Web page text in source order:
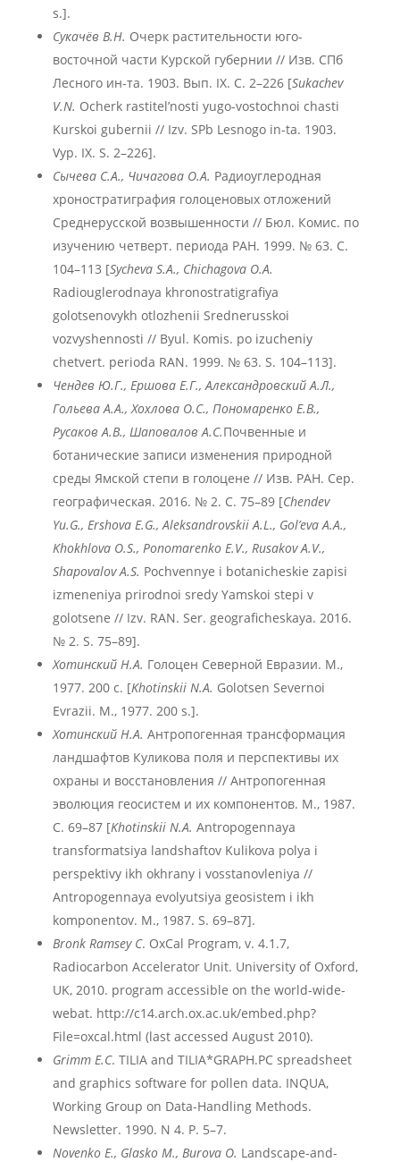
s.].
Сукачёв В.Н. Очерк растительности юго-
восточной части Курской губернии // Изв. СПб
Лесного ин-та. 1903. Вып. IX. С. 2–226 [Sukachev
V.N. Ocherk rastitel’nosti yugo-vostochnoi chasti
Kurskoi gubernii // Izv. SPb Lesnogo in-ta. 1903.
Vyp. IX. S. 2–226].
Сычева С.А., Чичагова О.А. Радиоуглеродная
хроностратиграфия голоценовых отложений
Среднерусской возвышенности // Бюл. Комис. по
изучению четверт. периода РАН. 1999. № 63. С.
104–113 [Sycheva S.A., Chichagova O.A.
Radiouglerodnaya khronostratigrafiya
golotsenovykh otlozhenii Srednerusskoi
vozvyshennosti // Byul. Komis. po izucheniy
chetvert. perioda RAN. 1999. № 63. S. 104–113].
Чендев Ю.Г., Ершова Е.Г., Александровский А.Л.,
Гольева А.А., Хохлова О.С., Пономаренко Е.В.,
Русаков А.В., Шаповалов А.С.Почвенные и
ботанические записи изменения природной
среды Ямской степи в голоцене // Изв. РАН. Сер.
географическая. 2016. № 2. С. 75–89 [Chendev
Yu.G., Ershova E.G., Aleksandrovskii A.L., Gol’eva A.A.,
Khokhlova O.S., Ponomarenko E.V., Rusakov A.V.,
Shapovalov A.S. Pochvennye i botanicheskie zapisi
izmeneniya prirodnoi sredy Yamskoi stepi v
golotsene // Izv. RAN. Ser. geograficheskaya. 2016.
№ 2. S. 75–89].
Хотинский Н.А. Голоцен Северной Евразии. М.,
1977. 200 с. [Khotinskii N.A. Golotsen Severnoi
Evrazii. M., 1977. 200 s.].
Хотинский Н.А. Антропогенная трансформация
ландшафтов Куликова поля и перспективы их
охраны и восстановления // Антропогенная
эволюция геосистем и их компонентов. М., 1987.
С. 69–87 [Khotinskii N.A. Antropogennaya
transformatsiya landshaftov Kulikova polya i
perspektivy ikh okhrany i vosstanovleniya //
Antropogennaya evolyutsiya geosistem i ikh
komponentov. M., 1987. S. 69–87].
Bronk Ramsey C. OxCal Program, v. 4.1.7,
Radiocarbon Accelerator Unit. University of Oxford,
UK, 2010. program accessible on the world-wide-
webat. http://c14.arch.ox.ac.uk/embed.php?
File=oxcal.html (last accessed August 2010).
Grimm E.C. TILIA and TILIA*GRAPH.PC spreadsheet
and graphics software for pollen data. INQUA,
Working Group on Data-Handling Methods.
Newsletter. 1990. N 4. P. 5–7.
Novenko E., Glasko M., Burova O. Landscape-and-